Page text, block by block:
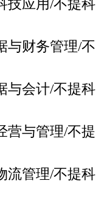
技应用/不提科
与财务管理/不
与会计/不提科
营与管理/不提
流管理/不提科